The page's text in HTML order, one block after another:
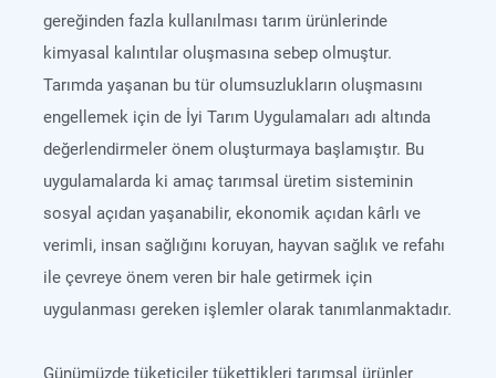
gereğinden fazla kullanılması tarım ürünlerinde
kimyasal kalıntılar oluşmasına sebep olmuştur.
Tarımda yaşanan bu tür olumsuzlukların oluşmasını
engellemek için de İyi Tarım Uygulamaları adı altında
değerlendirmeler önem oluşturmaya başlamıştır. Bu
uygulamalarda ki amaç tarımsal üretim sisteminin
sosyal açıdan yaşanabilir, ekonomik açıdan kârlı ve
verimli, insan sağlığını koruyan, hayvan sağlık ve refahı
ile çevreye önem veren bir hale getirmek için
uygulanması gereken işlemler olarak tanımlanmaktadır.
Günümüzde tüketiciler tükettikleri tarımsal ürünler